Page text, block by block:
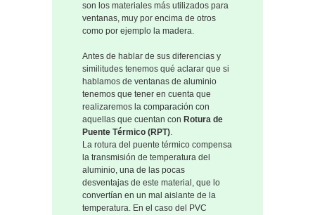
son los materiales más utilizados para
ventanas, muy por encima de otros
como por ejemplo la madera.
Antes de hablar de sus diferencias y
similitudes tenemos qué aclarar que si
hablamos de ventanas de aluminio
tenemos que tener en cuenta que
realizaremos la comparación con
aquellas que cuentan con Rotura de
Puente Térmico (RPT).
La rotura del puente térmico compensa
la transmisión de temperatura del
aluminio, una de las pocas
desventajas de este material, que lo
convertían en un mal aislante de la
temperatura. En el caso del PVC